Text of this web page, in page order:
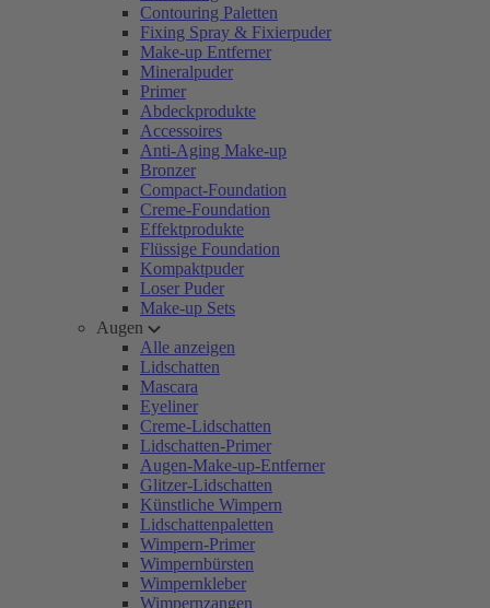
Contouring Paletten
Fixing Spray & Fixierpuder
Make-up Entferner
Mineralpuder
Primer
Abdeckprodukte
Accessoires
Anti-Aging Make-up
Bronzer
Compact-Foundation
Creme-Foundation
Effektprodukte
Flüssige Foundation
Kompaktpuder
Loser Puder
Make-up Sets
Augen
Alle anzeigen
Lidschatten
Mascara
Eyeliner
Creme-Lidschatten
Lidschatten-Primer
Augen-Make-up-Entferner
Glitzer-Lidschatten
Künstliche Wimpern
Lidschattenpaletten
Wimpern-Primer
Wimpernbürsten
Wimpernkleber
Wimpernzangen